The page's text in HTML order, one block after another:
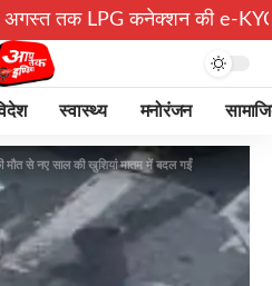
LPG कनेक्शन की e-KYC जरूरी,
स्वास्थ्य मनोरंजन
मौत से नए साल की खुशियां मातम में बदल गईं